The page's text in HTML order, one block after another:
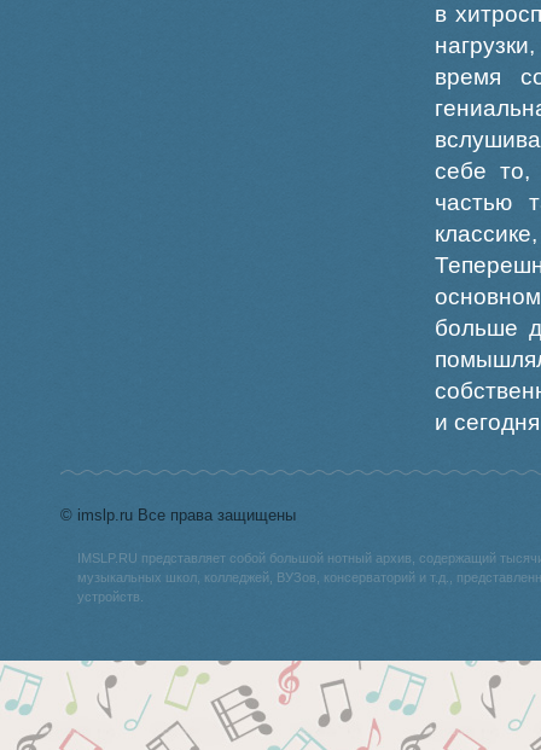
в
время
себе то,
частью
больше
и
© imslp.ru Все права защищены
IMSLP.RU представляет собой большой нотный архив, содержащий
музыкальных школ, колледжей, ВУЗов, консерваторий и т.д.,
устройств.